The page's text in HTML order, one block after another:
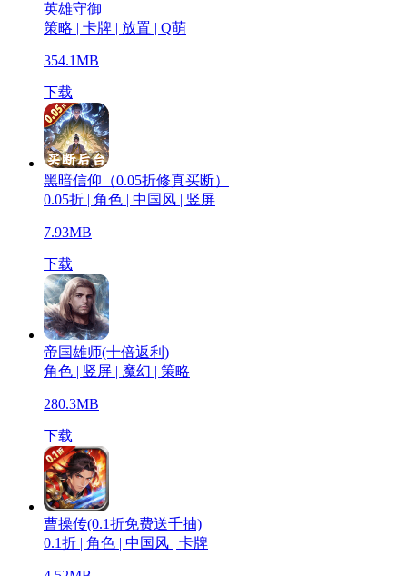
英雄守御
策略 | 卡牌 | 放置 | Q萌
354.1MB
下载
黑暗信仰（0.05折修真买断）
0.05折 | 角色 | 中国风 | 竖屏
7.93MB
下载
帝国雄师(十倍返利)
角色 | 竖屏 | 魔幻 | 策略
280.3MB
下载
曹操传(0.1折免费送千抽)
0.1折 | 角色 | 中国风 | 卡牌